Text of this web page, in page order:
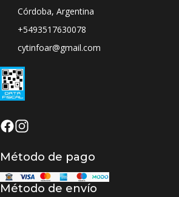
Córdoba, Argentina
+5493517630078
cytinfoar@gmail.com
Método de pago
Método de envío